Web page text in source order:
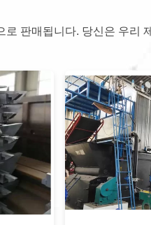
로 판매됩니다. 당신은 우리